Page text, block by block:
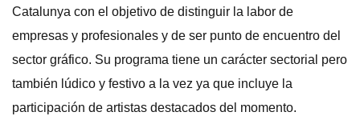
Catalunya con el objetivo de distinguir la labor de
empresas y profesionales y de ser punto de encuentro del
sector gráfico. Su programa tiene un carácter sectorial pero
también lúdico y festivo a la vez ya que incluye la
participación de artistas destacados del momento.